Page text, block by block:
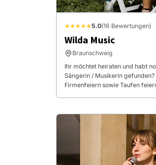
★★★★★5.0(16 Bewertungen)
Wilda Music
Braunschweig
Ihr möchtet heiraten und habt
Sängerin / Musikerin
Firmenfeiern sowie Taufen